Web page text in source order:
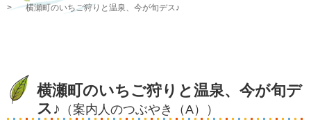
横瀬町のいちご狩りと温泉、今が旬デス♪
横瀬町のいちご狩りと温泉、今が旬デ
ス♪
（案内人のつぶやき（A））